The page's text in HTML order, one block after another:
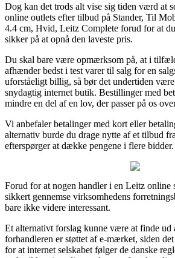
Dog kan det trods alt vise sig tiden værd at
online outlets efter tilbud på Stander, Til
4.4 cm, Hvid, Leitz Complete forud for at
sikker på at opnå den laveste pris.
Du skal bare være opmærksom på, at i
afhænder bedst i test varer til salg for en
uforståeligt billig, så bør det undertiden
snydagtig internet butik. Bestillinger med
mindre en del af en lov, der passer på os
Vi anbefaler betalinger med kort eller
alternativ burde du drage nytte af et tilbud
efterspørger at dække pengene i flere bidder.
Forud for at nogen handler i en Leitz online
sikkert gennemse virksomhedens
bare ikke videre interessant.
Et alternativt forslag kunne være at finde ud
forhandleren er støttet af e-mærket, siden
for at internet selskabet følger de danske